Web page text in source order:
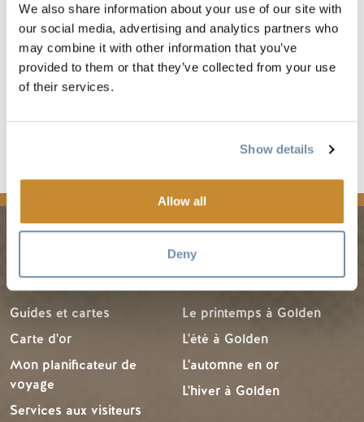
We also share information about your use of our site with
our social media, advertising and analytics partners who
may combine it with other information that you’ve
provided to them or that they’ve collected from your use
of their services.
Show details
Allow all
Deny
La piscine est idéale pour
s'amuser en famille et fêter
les anniversaires en été !
Piscine extérieure chauffée
de 25 mètres à six couloirs
Parc de
plein air
Un espace de
pour accueillir
événements
Guides et cartes
Carte d'or
Mon planificateur de
voyage
Services aux visiteurs
SAISONS
Le printemps à Golden
L'été à Golden
L'automne en or
L'hiver à Golden